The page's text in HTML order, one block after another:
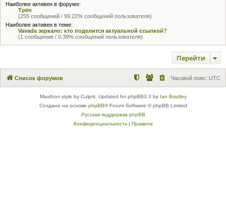
Наиболее активен в форуме:
Трёп
(255 сообщений / 99.22% сообщений пользователя)
Наиболее активен в теме:
Vavada зеркало: кто поделится актуальной ссылкой?
(1 сообщение / 0.39% сообщений пользователя)
Перейти
Список форумов Часовой пояс: UTC
Maxthon style by Culprit. Updated for phpBB3.3 by Ian Bradley
Создано на основе phpBB® Forum Software © phpBB Limited
Русская поддержка phpBB
Конфиденциальность| Правила